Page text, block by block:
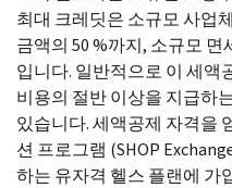
최대 크레딧은 소규모 사업
금액의 50 %까지, 소규모
입니다. 일반적으로 이 세액
비용의 절반 이상을 지급하
있습니다. 세액공제 자격을
션 프로그램 (SHOP
하는 유자격 헬스 플랜에 가